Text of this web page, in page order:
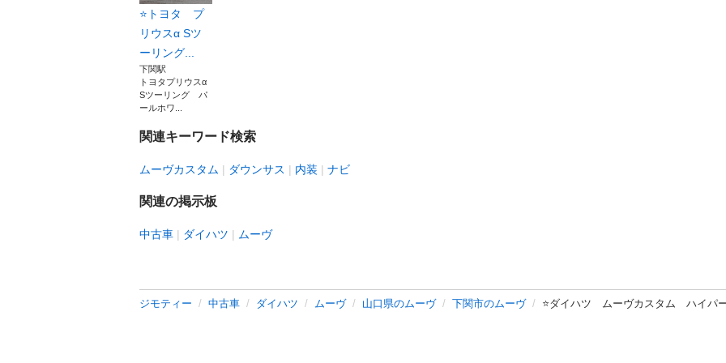
⭐️トヨタ プ
リウスα Sツ
ーリング...
下関駅
トヨタプリウスα
Sツーリング パ
ールホワ...
関連キーワード検索
ムーヴカスタム ダウンサス 内装 ナビ
関連の掲示板
中古車 ダイハツ ムーヴ
ジモティー 中古車 ダイハツ ムーヴ 山口県のムーヴ 下関市のムーヴ ⭐️ダイハツ ムーヴカスタム ハイパ